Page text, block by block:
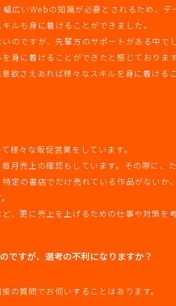
広いWebの知識が必要とされるため、デ
ルも身に着けることができました。
のですが、先輩方のサポートがある中で
身に着けることができたと感じております
欲さえあれば様々なスキルを身に着ける
様々な販促営業をしています。
月売上の確認もしています。その際に、
定の書店でだけ売れている作品がないか
、更に売上を上げるための仕事や対策を
ですが、選考の不利になりますか？
の質問でお伺いすることはあります。